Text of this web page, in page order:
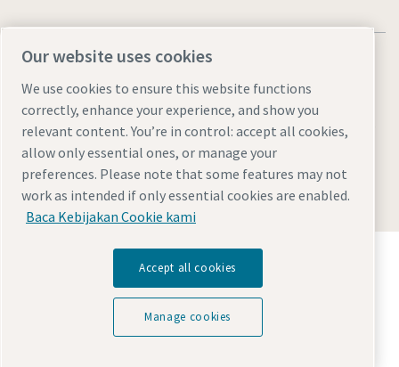
Pemberitahuan Legal & Privasi Manage cookiesAksesibilitas
Peta situs
© 2026 Atlas Copco AB
Temukan bagaimana Atlas Copco Group
memungkinkan teknologi yang mengubah masa
Kunjungi situs web Atlas Copco Group
Our website uses cookies
We use cookies to ensure this website functions
correctly, enhance your experience, and show you
relevant content. You’re in control: accept all cookies,
allow only essential ones, or manage your
preferences. Please note that some features may not
work as intended if only essential cookies are enabled.
Baca Kebijakan Cookie kami
Accept all cookies
Manage cookies